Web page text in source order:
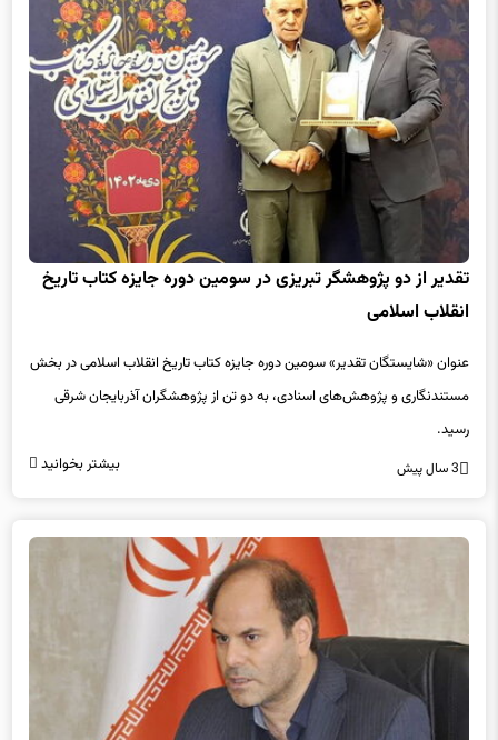
تقدیر از دو پژوهشگر تبریزی در سومین دوره جایزه کتاب تاریخ
انقلاب اسلامی
عنوان «شایستگان تقدیر» سومین دوره جایزه کتاب تاریخ انقلاب اسلامی در بخش
مستندنگاری و پژوهش‌های اسنادی، به دو تن از پژوهشگران آذربایجان شرقی
رسید.
3 سال پیش بیشتر بخوانید